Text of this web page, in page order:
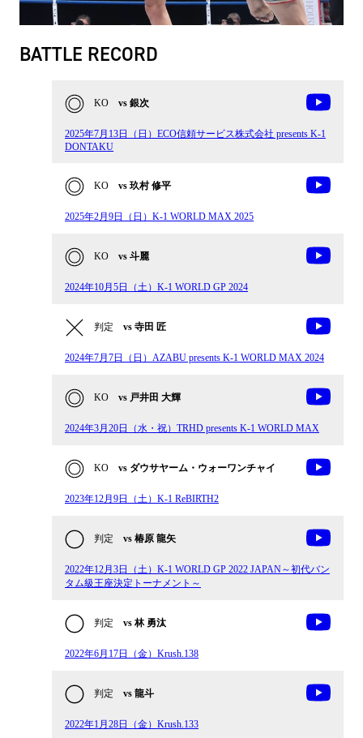
BATTLE RECORD
KO vs 銀次
2025年7月13日（日）ECO信頼サービス株式会社 presents K-1
DONTAKU
KO vs 玖村 修平
2025年2月9日（日）K-1 WORLD MAX 2025
KO vs 斗麗
2024年10月5日（土）K-1 WORLD GP 2024
判定 vs 寺田 匠
2024年7月7日（日）AZABU presents K-1 WORLD MAX 2024
KO vs 戸井田 大輝
2024年3月20日（水・祝）TRHD presents K-1 WORLD MAX
KO vs ダウサヤーム・ウォーワンチャイ
2023年12月9日（土）K-1 ReBIRTH2
判定 vs 椿原 龍矢
2022年12月3日（土）K-1 WORLD GP 2022 JAPAN～初代バン
タム級王座決定トーナメント～
判定 vs 林 勇汰
2022年6月17日（金）Krush.138
判定 vs 龍斗
2022年1月28日（金）Krush.133